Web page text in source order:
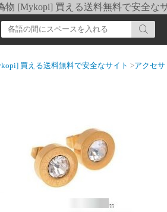
物 [Mykopi] 買える送料無料で安全な
買える送料無料で安全なサイト >アクセサ